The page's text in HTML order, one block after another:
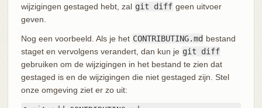
wijzigingen gestaged hebt, zal git diff geen uitvoer
geven.
Nog een voorbeeld. Als je het CONTRIBUTING.md bestand
staget en vervolgens verandert, dan kun je git diff
gebruiken om de wijzigingen in het bestand te zien dat
gestaged is en de wijzigingen die niet gestaged zijn. Stel
onze omgeving ziet er zo uit: